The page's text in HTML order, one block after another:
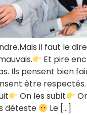
il faut le
Et pire
Ils pensent bien
être respectés.
On les subit
déteste
Le […]